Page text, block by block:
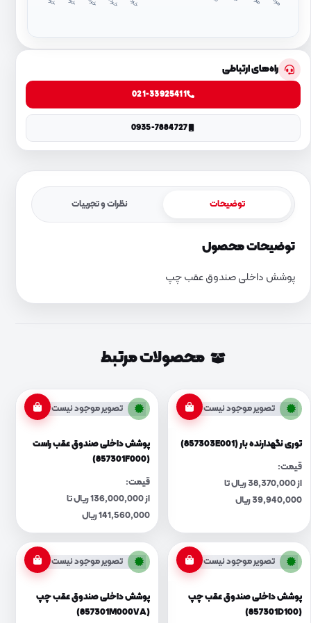
راه‌های ارتباطی
021-33925411
0935-7884727
توضیحات نظرات و تجربیات
توضیحات محصول
پوشش داخلی صندوق عقب چپ
محصولات مرتبط
تصویر موجود نیست
توری نگهدارنده بار (857303E001)
قیمت:
از 38,370,000 ریال تا
39,940,000 ریال
تصویر موجود نیست
پوشش داخلی صندوق عقب راست
(857301F000)
قیمت:
از 136,000,000 ریال تا
141,560,000 ریال
تصویر موجود نیست
پوشش داخلی صندوق عقب چپ
(857301D100)
تصویر موجود نیست
پوشش داخلی صندوق عقب چپ
(857301M000VA)